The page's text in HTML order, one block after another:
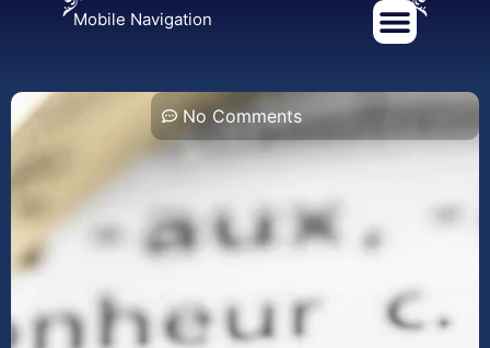
Mobile Navigation
No Comments